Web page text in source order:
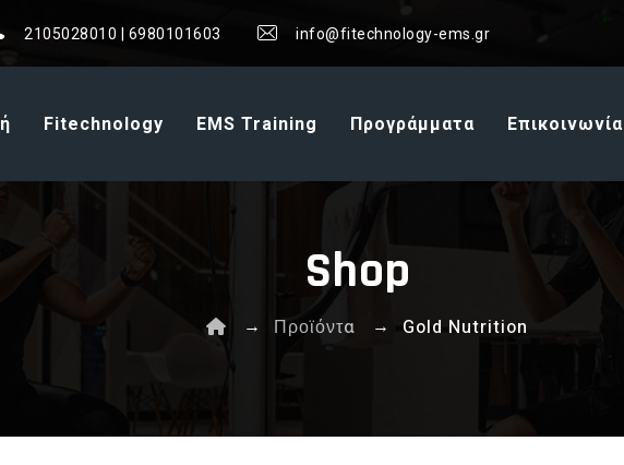
2105028010 | 6980101603 info@fitechnology-ems.gr
Fitechnology EMS Training Προγράμματα Επικοινωνία
Shop
→ Προϊόντα → Gold Nutrition